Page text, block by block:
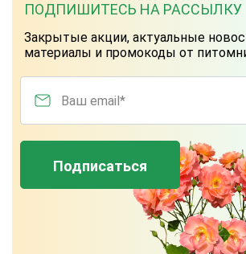
ПОДПИШИТЕСЬ НА РАССЫЛКУ
Закрытые акции, актуальные
материалы и промокоды от
Ваш email*
Подписаться